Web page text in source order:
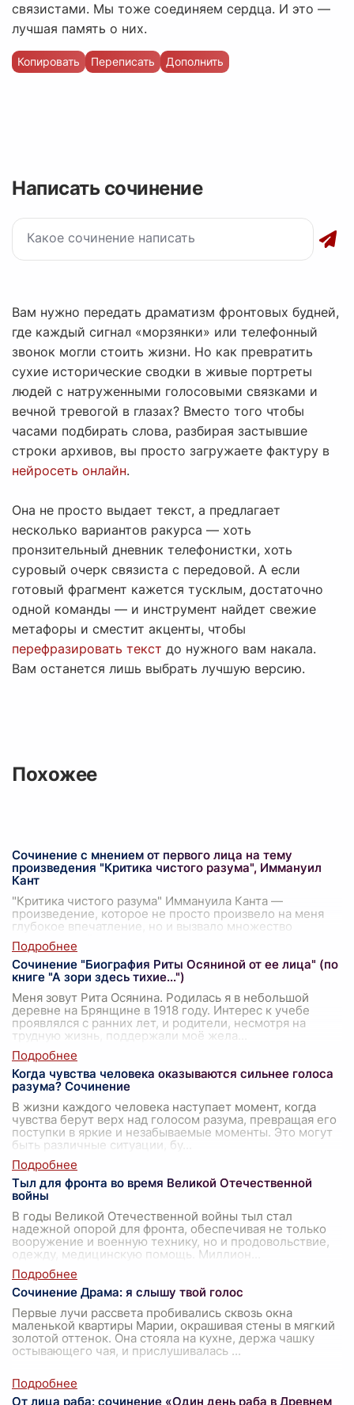
связистами. Мы тоже соединяем сердца. И это —
лучшая память о них.
Копировать Переписать Дополнить
Написать сочинение
Вам нужно передать драматизм фронтовых будней,
где каждый сигнал «морзянки» или телефонный
звонок могли стоить жизни. Но как превратить
сухие исторические сводки в живые портреты
людей с натруженными голосовыми связками и
вечной тревогой в глазах? Вместо того чтобы
часами подбирать слова, разбирая застывшие
строки архивов, вы просто загружаете фактуру в
нейросеть онлайн.
Она не просто выдает текст, а предлагает
несколько вариантов ракурса — хоть
пронзительный дневник телефонистки, хоть
суровый очерк связиста с передовой. А если
готовый фрагмент кажется тусклым, достаточно
одной команды — и инструмент найдет свежие
метафоры и сместит акценты, чтобы
перефразировать текст до нужного вам накала.
Вам останется лишь выбрать лучшую версию.
Похожее
Сочинение с мнением от первого лица на тему
произведения "Критика чистого разума", Иммануил
Кант
"Критика чистого разума" Иммануила Канта —
произведение, которое не просто произвело на меня
глубокое впечатление, но и вызвало множество
размышлений о сущности человеческого позна
Сочинение "Биография Риты Осяниной от ее лица" (по
книге "А зори здесь тихие...")
Меня зовут Рита Осянина. Родилась я в небольшой
деревне на Брянщине в 1918 году. Интерес к учебе
проявлялся с ранних лет, и родители, несмотря на
трудную жизнь, поддержали моё жела
Когда чувства человека оказываются сильнее голоса
разума? Сочинение
В жизни каждого человека наступает момент, когда
чувства берут верх над голосом разума, превращая его
поступки в яркие и незабываемые моменты. Это могут
быть различные ситуации, бу
Тыл для фронта во время Великой Отечественной
войны
В годы Великой Отечественной войны тыл стал
надежной опорой для фронта, обеспечивая не только
вооружение и военную технику, но и продовольствие,
одежду, медицинскую помощь. Миллион
Сочинение Драма: я слышу твой голос
Первые лучи рассвета пробивались сквозь окна
маленькой квартиры Марии, окрашивая стены в мягкий
золотой оттенок. Она стояла на кухне, держа чашку
остывающего чая, и прислушивалась ...
От лица раба: сочинение «Один день раба в Древнем